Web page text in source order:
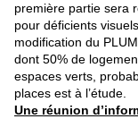
première partie sera
pour déficients
modification du
dont 50% de
espaces verts,
places est à l’étude.
Une réunion